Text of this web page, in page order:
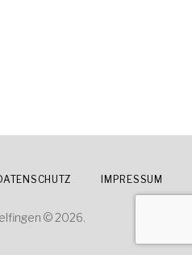
IMPRESSUM
© 2026.